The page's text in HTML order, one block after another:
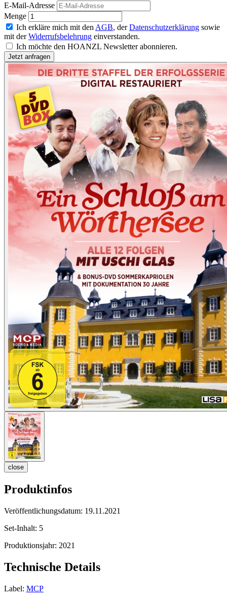
E-Mail-Adresse
Menge
Ich erkläre mich mit den AGB, derDatenschutzerklärung sowie
mit derWiderrufsbelehrung einverstanden.
Ich möchte den HOANZL Newsletter abonnieren.
close
Produktinfos
Veröffentlichungsdatum: 19.11.2021
Set-Inhalt: 5
Produktionsjahr: 2021
Technische Details
Label: MCP